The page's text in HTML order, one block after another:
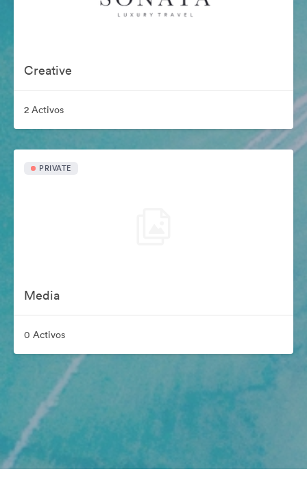
Creative
2 Activos
PRIVATE
Media
0 Activos